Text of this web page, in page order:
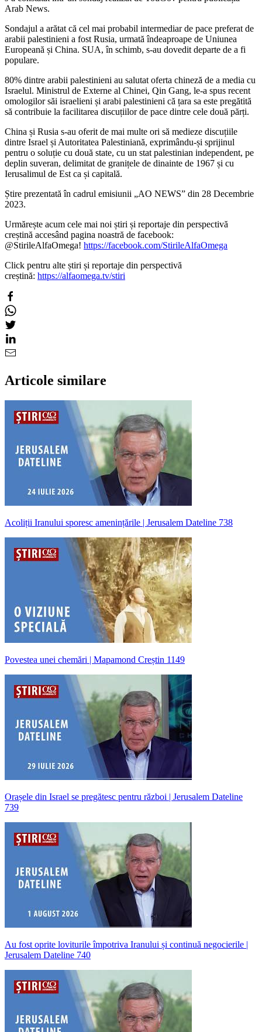
Arab News.
Sondajul a arătat că cel mai probabil intermediar de pace preferat de
arabii palestinieni a fost Rusia, urmată îndeaproape de Uniunea
Europeană și China. SUA, în schimb, s-au dovedit departe de a fi
populare.
80% dintre arabii palestinieni au salutat oferta chineză de a media cu
Israelul. Ministrul de Externe al Chinei, Qin Gang, le-a spus recent
omologilor săi israelieni și arabi palestinieni că țara sa este pregătită
să contribuie la facilitarea discuțiilor de pace dintre cele două părți.
China și Rusia s-au oferit de mai multe ori să medieze discuțiile
dintre Israel și Autoritatea Palestiniană, exprimându-și sprijinul
pentru o soluție cu două state, cu un stat palestinian independent, pe
deplin suveran, delimitat de granițele de dinainte de 1967 și cu
Ierusalimul de Est ca și capitală.
Știre prezentată în cadrul emisiunii „AO NEWS” din 28 Decembrie
2023.
Urmărește acum cele mai noi știri și reportaje din perspectivă
creștină accesând pagina noastră de facebook:
@StirileAlfaOmega! https://facebook.com/StirileAlfaOmega
Click pentru alte știri și reportaje din perspectivă
creștină: https://alfaomega.tv/stiri
Articole similare
Acoliții Iranului sporesc amenințările | Jerusalem Dateline 738
Povestea unei chemări | Mapamond Creștin 1149
Orașele din Israel se pregătesc pentru război | Jerusalem Dateline
739
Au fost oprite loviturile împotriva Iranului și continuă negocierile |
Jerusalem Dateline 740